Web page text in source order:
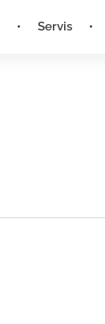
Servis